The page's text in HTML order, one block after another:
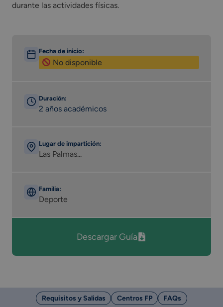
durante las actividades físicas.
Fecha de inicio:
No disponible
Duración:
2 años académicos
Lugar de impartición:
Las Palmas...
Familia:
Deporte
Descargar Guía
Requisitos y Salidas Centros FP FAQs